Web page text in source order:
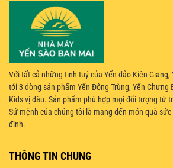
Với tất cả những tinh tuý của Yến đảo Kiên Giang,
tới 3 dòng sản phẩm Yến Đông Trùng, Yến Chưng
Kids vị dâu. Sản phẩm phù hợp mọi đối tượng từ
Sứ mệnh của chúng tôi là mang đến món quà
đình.
THÔNG TIN CHUNG